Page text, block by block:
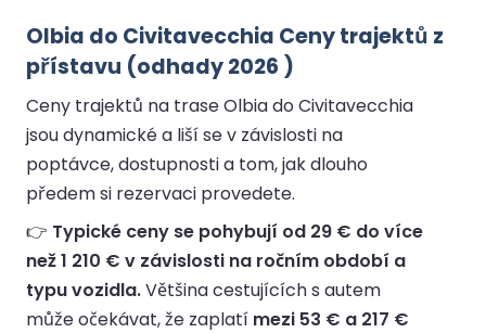
Olbia do Civitavecchia Ceny trajektů z
přístavu (odhady 2026 )
Ceny trajektů na trase Olbia do Civitavecchia
jsou dynamické a liší se v závislosti na
poptávce, dostupnosti a tom, jak dlouho
předem si rezervaci provedete.
👉 Typické ceny se pohybují od 29 € do více
než 1 210 € v závislosti na ročním období a
typu vozidla.Většina cestujících s autem
může očekávat, že zaplatí mezi 53 € a 217 €